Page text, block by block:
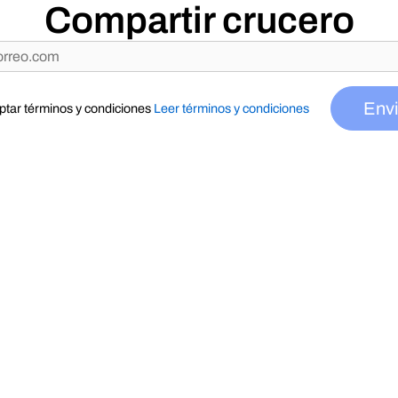
Compartir crucero
términos y condiciones Leer términos y condiciones